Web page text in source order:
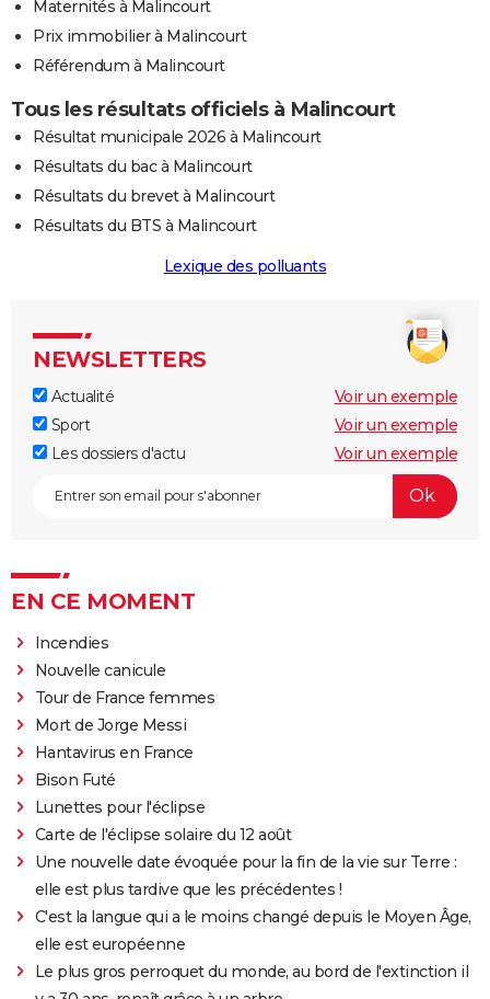
Maternités à Malincourt
Prix immobilier à Malincourt
Référendum à Malincourt
Tous les résultats officiels à Malincourt
Résultat municipale 2026 à Malincourt
Résultats du bac à Malincourt
Résultats du brevet à Malincourt
Résultats du BTS à Malincourt
Lexique des polluants
NEWSLETTERS
Actualité
Voir un exemple
Sport
Voir un exemple
Les dossiers d'actu
Voir un exemple
EN CE MOMENT
Incendies
Nouvelle canicule
Tour de France femmes
Mort de Jorge Messi
Hantavirus en France
Bison Futé
Lunettes pour l'éclipse
Carte de l'éclipse solaire du 12 août
Une nouvelle date évoquée pour la fin de la vie sur Terre :
elle est plus tardive que les précédentes !
C'est la langue qui a le moins changé depuis le Moyen Âge,
elle est européenne
Le plus gros perroquet du monde, au bord de l'extinction il